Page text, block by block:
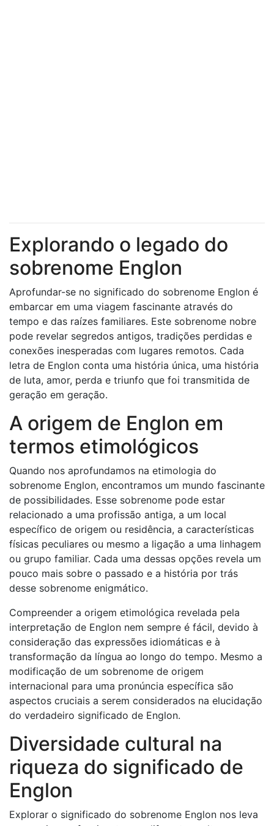
Explorando o legado do
sobrenome Englon
Aprofundar-se no significado do sobrenome Englon é
embarcar em uma viagem fascinante através do
tempo e das raízes familiares. Este sobrenome nobre
pode revelar segredos antigos, tradições perdidas e
conexões inesperadas com lugares remotos. Cada
letra de Englon conta uma história única, uma história
de luta, amor, perda e triunfo que foi transmitida de
geração em geração.
A origem de Englon em
termos etimológicos
Quando nos aprofundamos na etimologia do
sobrenome Englon, encontramos um mundo fascinante
de possibilidades. Esse sobrenome pode estar
relacionado a uma profissão antiga, a um local
específico de origem ou residência, a características
físicas peculiares ou mesmo a ligação a uma linhagem
ou grupo familiar. Cada uma dessas opções revela um
pouco mais sobre o passado e a história por trás
desse sobrenome enigmático.
Compreender a origem etimológica revelada pela
interpretação de Englon nem sempre é fácil, devido à
consideração das expressões idiomáticas e à
transformação da língua ao longo do tempo. Mesmo a
modificação de um sobrenome de origem
internacional para uma pronúncia específica são
aspectos cruciais a serem considerados na elucidação
do verdadeiro significado de Englon.
Diversidade cultural na
riqueza do significado de
Englon
Explorar o significado do sobrenome Englon nos leva